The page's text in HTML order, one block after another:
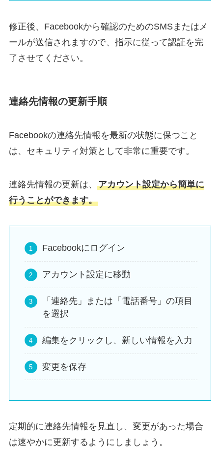
修正後、Facebookから確認のためのSMSまたはメ
ールが送信されますので、指示に従って認証を完
了させてください。
連絡先情報の更新手順
Facebookの連絡先情報を最新の状態に保つこと
は、セキュリティ対策として非常に重要です。
連絡先情報の更新は、 アカウント設定から簡単に
行うことができます。
Facebookにログイン
アカウント設定に移動
「連絡先」または「電話番号」の項目
を選択
編集をクリックし、新しい情報を入力
変更を保存
定期的に連絡先情報を見直し、変更があった場合
は速やかに更新するようにしましょう。